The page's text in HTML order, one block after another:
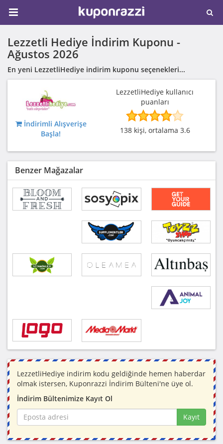
Lezzetli Hediye İndirim Kuponu -
Ağustos 2026
En yeni LezzetliHediye indirim kuponu seçenekleri...
İndirimli Alışverişe
Başla!
LezzetliHediye kullanıcı
puanları
138 kişi, ortalama 3.6
Benzer Mağazalar
LezzetliHediye indirim kodu geldiğinde hemen haberdar
olmak istersen, Kuponrazzi İndirim Bülteni'ne üye ol.
İndirim Bültenimize Kayıt Ol
Kayıt